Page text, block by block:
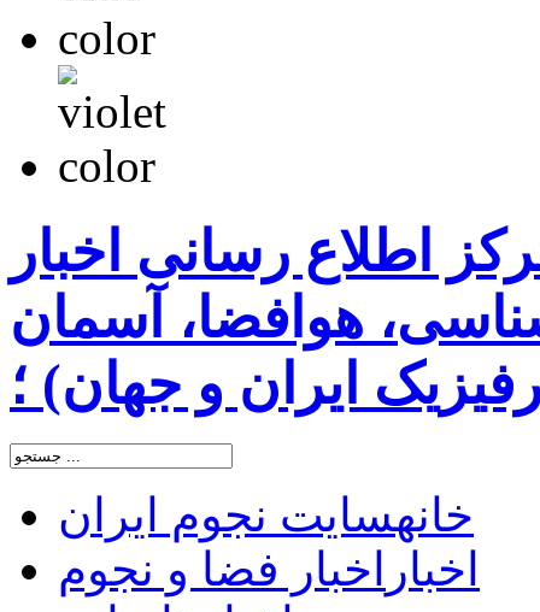
اطلاع رسانی اخبار
هوافضا، آسمان
ایران و جهان) ؛
خانهسایت نجوم ایران
اخبار اخبار فضا و نجوم